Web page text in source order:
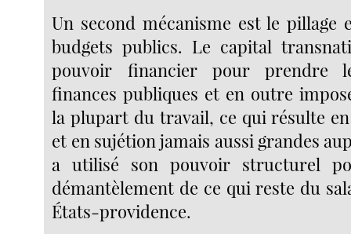
Un second mécanisme est le pillage
budgets publics. Le capital
pouvoir financier pour prendre
finances publiques et en outre
la plupart du travail, ce qui résulte
et en sujétion jamais aussi grandes
a utilisé son pouvoir structurel
démantèlement de ce qui reste du
États-providence.